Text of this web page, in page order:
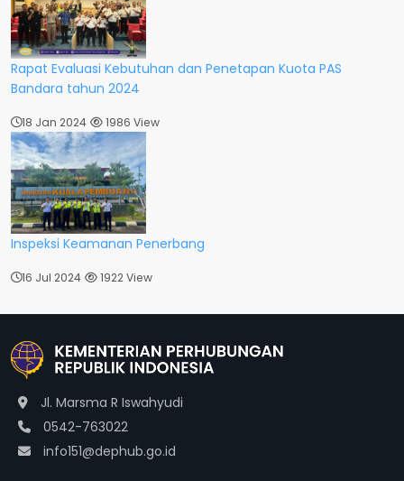
Rapat Evaluasi Kebutuhan dan Penetapan Kuota PAS
Bandara tahun 2024
18 Jan 2024 1986 View
Inspeksi Keamanan Penerbang
16 Jul 2024 1922 View
Jl. Marsma R Iswahyudi
0542-763022
info151@dephub.go.id